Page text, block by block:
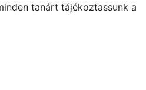
tanárt tájékoztassunk a